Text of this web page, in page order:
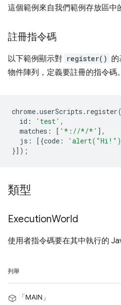
這個範例來自我們範例存放區中
註冊指令碼
以下範例顯示對 register()
物件陣列，定義要註冊的指令碼
chrome.userScripts . register
id : 'test' ,
matches : [ '*://*/*' ],
js : [{code :
}]);
類型
ExecutionWorld
使用者指令碼要在其中執行的
列舉
「MAIN」